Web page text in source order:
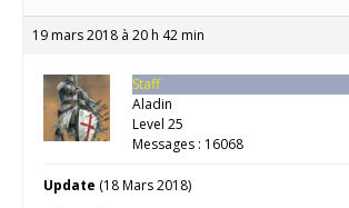
19 mars 2018 à 20 h 42 min
Staff
Aladin
Level 25
Messages : 16068
Update (18 Mars 2018)